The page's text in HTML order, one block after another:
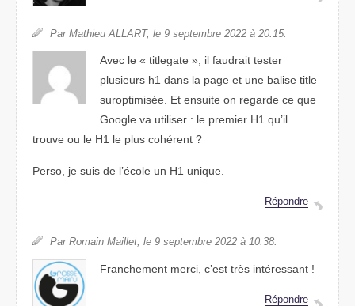
Par Mathieu ALLART, le 9 septembre 2022 à 20:15.
Avec le « titlegate », il faudrait tester
plusieurs h1 dans la page et une balise title
suroptimisée. Et ensuite on regarde ce que
Google va utiliser : le premier H1 qu’il
trouve ou le H1 le plus cohérent ?
Perso, je suis de l’école un H1 unique.
Répondre
Par Romain Maillet, le 9 septembre 2022 à 10:38.
Franchement merci, c’est très intéressant !
Répondre